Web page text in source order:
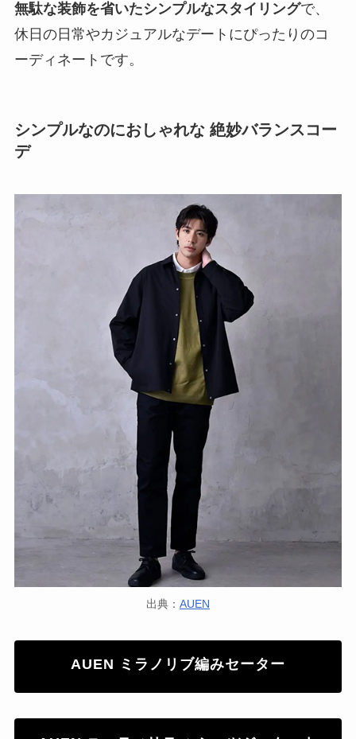
無駄な装飾を省いたシンプルなスタイリングで、
休日の日常やカジュアルなデートにぴったりのコ
ーディネートです。
シンプルなのにおしゃれな 絶妙バランスコー
デ
出典： AUEN
AUEN ミラノリブ編みセーター